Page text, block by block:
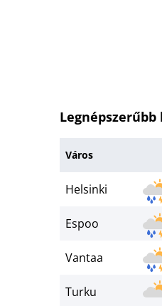
Város
Helsinki
Espoo
Vantaa
Turku